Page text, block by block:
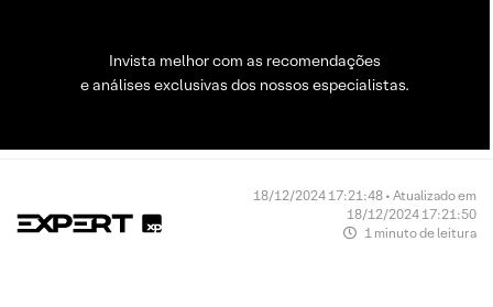
Invista melhor com as recomendações
e análises exclusivas dos nossos especialistas.
18/12/2024 17:21:48 • Atualizado em
18/12/2024 17:21:50
1 minuto de leitura